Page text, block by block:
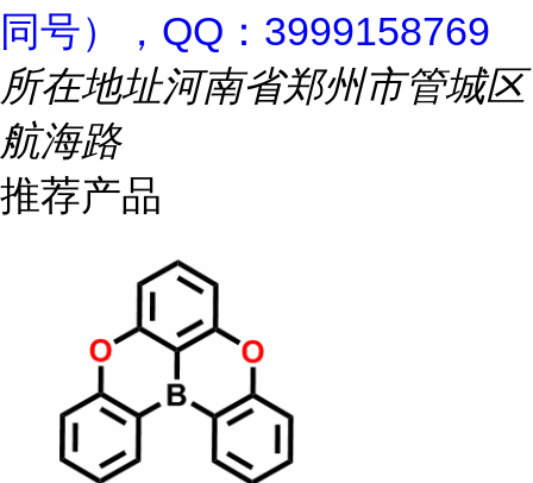
同号），QQ：3999158769
所在地址河南省郑州市管城区
航海路
推荐产品